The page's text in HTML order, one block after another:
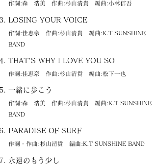
作詞:森 浩美 作曲:杉山清貴 編曲:小林信吾
LOSING YOUR VOICE
作詞:佳恵奈 作曲:杉山清貴 編曲:K.T SUNSHINE
BAND
THAT'S WHY I LOVE YOU SO
作詞:佳恵奈 作曲:杉山清貴 編曲:松下一也
一緒に歩こう
作詞:森 浩美 作曲:杉山清貴 編曲:K.T SUNSHINE
BAND
PARADISE OF SURF
作詞・作曲:杉山清貴 編曲:K.T SUNSHINE BAND
永遠のもう少し